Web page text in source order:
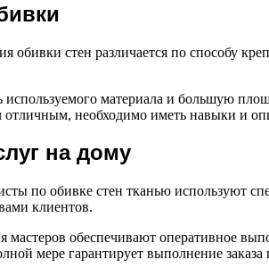
обивки стен различается по способу
используемого материала и большую
отличным, необходимо иметь навыки и
на дому
по обивке стен тканью используют
клиентов.
обеспечивают оперативное
мере гарантирует выполнение